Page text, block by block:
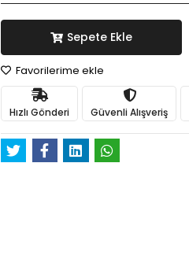
Sepete Ekle
Favorilerime ekle
Hızlı Gönderi Güvenli Alışveriş